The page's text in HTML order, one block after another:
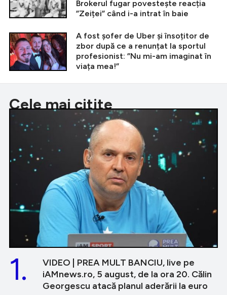
Brokerul fugar povestește reacția
”Zeiței” când i-a intrat în baie
A fost șofer de Uber și însoțitor de
zbor după ce a renunțat la sportul
profesionist: ”Nu mi-am imaginat în
viața mea!”
Cele mai citite
VIDEO | PREA MULT BANCIU, live pe
iAMnews.ro, 5 august, de la ora 20. Călin
Georgescu atacă planul aderării la euro
1.